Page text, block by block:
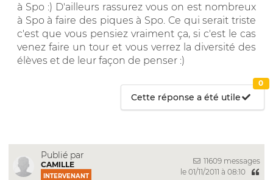
à Spo :) D'ailleurs rassurez vous on est nombreux
à Spo à faire des piques à Spo. Ce qui serait triste
c'est que vous pensiez vraiment ça, si c'est le cas
venez faire un tour et vous verrez la diversité des
élèves et de leur façon de penser :)
Cette réponse a été utile
0
Publié par
CAMILLE
INTERVENANT
11609 messages
le 01/11/2011 à 08:10